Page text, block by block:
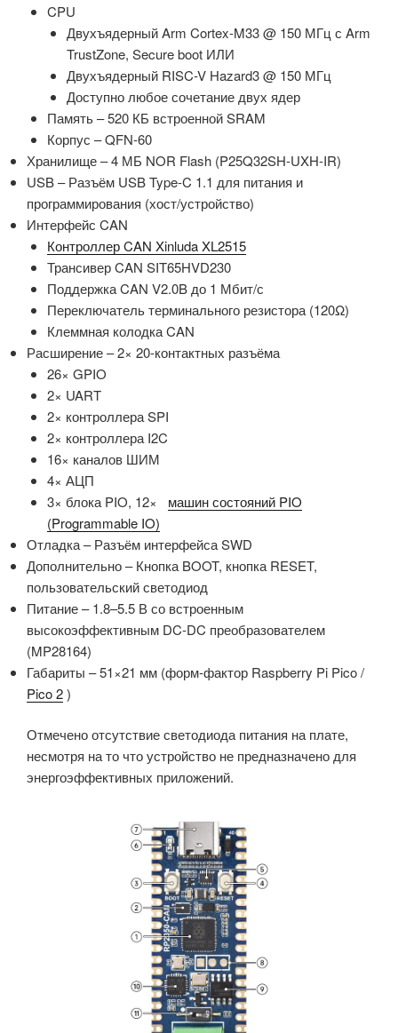
CPU
Двухъядерный Arm Cortex-M33 @ 150 МГц с Arm
TrustZone, Secure boot ИЛИ
Двухъядерный RISC-V Hazard3 @ 150 МГц
Доступно любое сочетание двух ядер
Память – 520 КБ встроенной SRAM
Корпус – QFN-60
Хранилище – 4 МБ NOR Flash (P25Q32SH-UXH-IR)
USB – Разъём USB Type-C 1.1 для питания и
программирования (хост/устройство)
Интерфейс CAN
Контроллер CAN Xinluda XL2515
Трансивер CAN SIT65HVD230
Поддержка CAN V2.0B до 1 Мбит/с
Переключатель терминального резистора (120Ω)
Клеммная колодка CAN
Расширение – 2× 20-контактных разъёма
26× GPIO
2× UART
2× контроллера SPI
2× контроллера I2C
16× каналов ШИМ
4× АЦП
3× блока PIO, 12× машин состояний PIO
(Programmable IO)
Отладка – Разъём интерфейса SWD
Дополнительно – Кнопка BOOT, кнопка RESET,
пользовательский светодиод
Питание – 1.8–5.5 В со встроенным
высокоэффективным DC-DC преобразователем
(MP28164)
Габариты – 51×21 мм (форм-фактор Raspberry Pi Pico /
Pico 2)
Отмечено отсутствие светодиода питания на плате,
несмотря на то что устройство не предназначено для
энергоэффективных приложений.